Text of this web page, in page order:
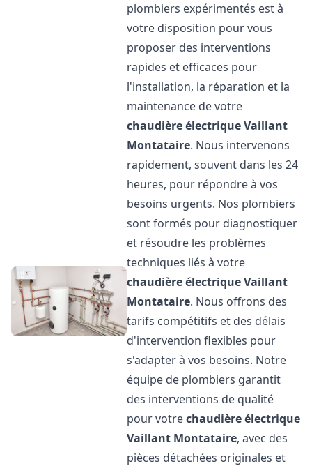
plombiers expérimentés est à
votre disposition pour vous
proposer des interventions
rapides et efficaces pour
l'installation, la réparation et la
maintenance de votre
chaudière électrique Vaillant
Montataire. Nous intervenons
rapidement, souvent dans les 24
heures, pour répondre à vos
besoins urgents. Nos plombiers
sont formés pour diagnostiquer
et résoudre les problèmes
techniques liés à votre
chaudière électrique Vaillant
Montataire. Nous offrons des
tarifs compétitifs et des délais
d'intervention flexibles pour
s'adapter à vos besoins. Notre
équipe de plombiers garantit
des interventions de qualité
pour votrechaudière électrique
Vaillant Montataire, avec des
pièces détachées originales et